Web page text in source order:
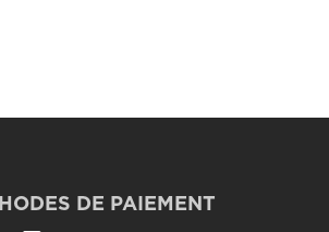
DE PAIEMENT